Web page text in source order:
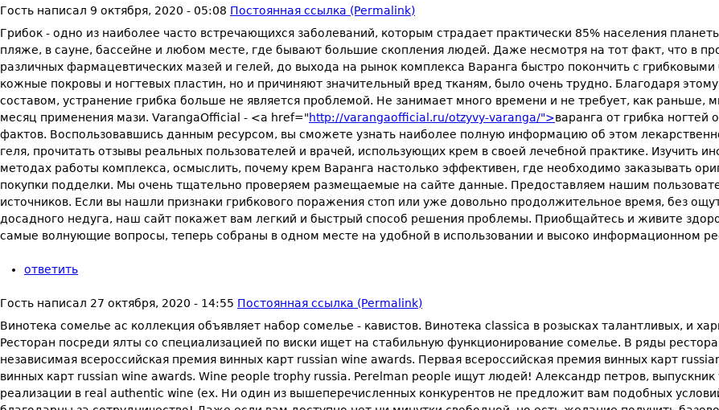
Гость написал 9 октября, 2020 - 05:08 Постоянная ссылка (Permalink)
Грибок - одно из наиболее часто встречающихся заболеваний, которым страдает практически 85% населения
пляже, в сауне, бассейне и любом месте, где бывают большие скопления людей. Даже несмотря на тот факт, что в
различных фармацевтических мазей и гелей, до выхода на рынок комплекса Варанга быстро покончить с
кожные покровы и ногтевых пластин, но и причиняют значительный вред тканям, было очень трудно. Благодаря
составом, устранение грибка больше не является проблемой. Не занимает много времени и не требует, как раньше,
месяц применения мази. VarangaOfficial - <a href="http://varangaofficial.ru/otzyvy-varanga/">варанга от грибка
фактов. Воспользовавшись данным ресурсом, вы сможете узнать наиболее полную информацию об этом
геля, прочитать отзывы реальных пользователей и врачей, использующих крем в своей лечебной практике. Изучить
методах работы комплекса, осмыслить, почему крем Варанга настолько эффективен, где необходимо заказывать
покупки подделки. Мы очень тщательно проверяем размещаемые на сайте данные. Предоставляем нашим
источников. Если вы нашли признаки грибкового поражения стоп или уже довольно продолжительное время, без
досадного недуга, наш сайт покажет вам легкий и быстрый способ решения проблемы. Приобщайтесь и живите
самые волнующие вопросы, теперь собраны в одном месте на удобной в использовании и высоко информационном
ответить
Гость написал 27 октября, 2020 - 14:55 Постоянная ссылка (Permalink)
Винотека сомелье ас коллекция объявляет набор сомелье - кавистов. Винотека classica в розысках талантливых, и
Ресторан посреди ялты со специализацией по виски ищет на стабильную функционирование сомелье. В ряды
независимая всероссийская премия винных карт russian wine awards. Первая всероссийская премия винных карт
винных карт russian wine awards. Wine people trophy russia. Perelman people ищут людей! Александр петров,
реализации в real authentic wine (ex. Ни один из вышеперечисленных конкурентов не предложит вам подобных